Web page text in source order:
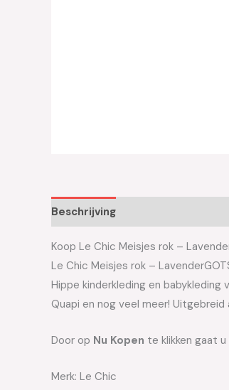
Beschrijving
Koop Le Chic Meisjes rok –
Le Chic Meisjes rok –
Hippe kinderkleding en babykleding
Quapi en nog veel meer!
Door op Nu Kopen te klikken gaat
Merk: Le Chic